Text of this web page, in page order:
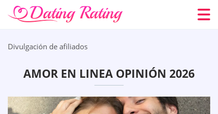
Divulgación de afiliados
AMOR EN LINEA OPINIÓN 2026